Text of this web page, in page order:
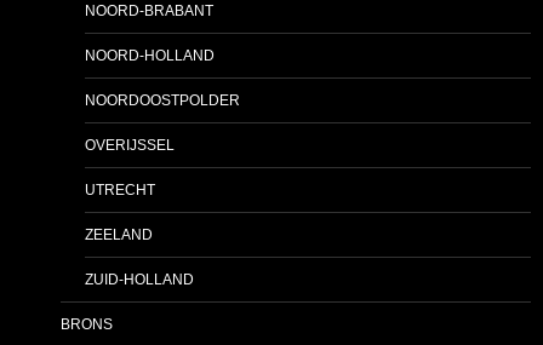
NOORD-BRABANT
NOORD-HOLLAND
NOORDOOSTPOLDER
OVERIJSSEL
UTRECHT
ZEELAND
ZUID-HOLLAND
BRONS